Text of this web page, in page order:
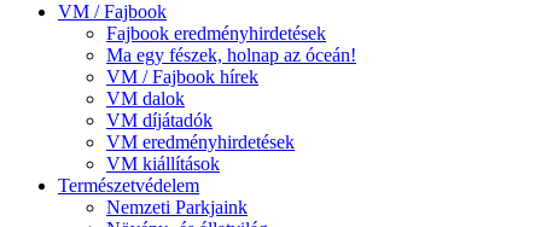
VM / Fajbook
Fajbook eredményhirdetések
Ma egy fészek, holnap az óceán!
VM / Fajbook hírek
VM dalok
VM díjátadók
VM eredményhirdetések
VM kiállítások
Természetvédelem
Nemzeti Parkjaink